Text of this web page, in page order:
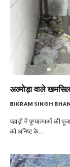
अल्मोड़ा वाले
BIKRAM SINGH
पहाड़ों में पुण्यात्माओं की
को अनिष्ट के…